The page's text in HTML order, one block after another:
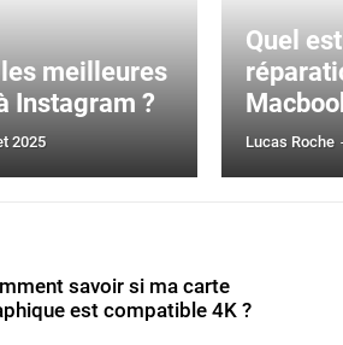
meilleures
Instagram ?
2025
Quel
Lucas Roche
savoir si ma carte
est compatible 4K ?